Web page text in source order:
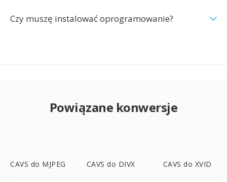
Czy muszę instalować oprogramowanie?
Powiązane konwersje
CAVS do MJPEG CAVS do DIVX CAVS do XVID